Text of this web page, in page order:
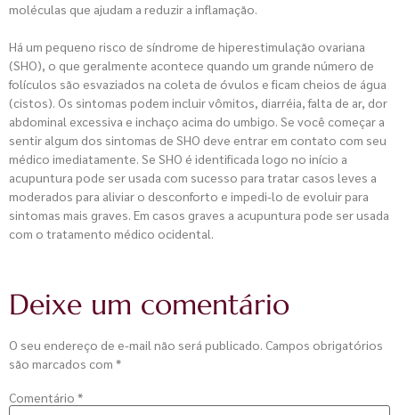
moléculas que ajudam a reduzir a inflamação.
Há um pequeno risco de síndrome de hiperestimulação ovariana
(SHO), o que geralmente acontece quando um grande número de
folículos são esvaziados na coleta de óvulos e ficam cheios de água
(cistos). Os sintomas podem incluir vômitos, diarréia, falta de ar, dor
abdominal excessiva e inchaço acima do umbigo. Se você começar a
sentir algum dos sintomas de SHO deve entrar em contato com seu
médico imediatamente. Se SHO é identificada logo no início a
acupuntura pode ser usada com sucesso para tratar casos leves a
moderados para aliviar o desconforto e impedi-lo de evoluir para
sintomas mais graves. Em casos graves a acupuntura pode ser usada
com o tratamento médico ocidental.
Deixe um comentário
O seu endereço de e-mail não será publicado. Campos obrigatórios
são marcados com *
Comentário *